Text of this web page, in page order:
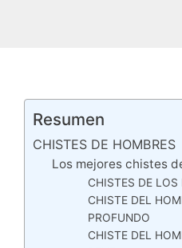
Resumen
CHISTES DE HOMBRES
Los mejores chistes
CHISTES DE
CHISTE DEL
PROFUNDO
CHISTE DEL